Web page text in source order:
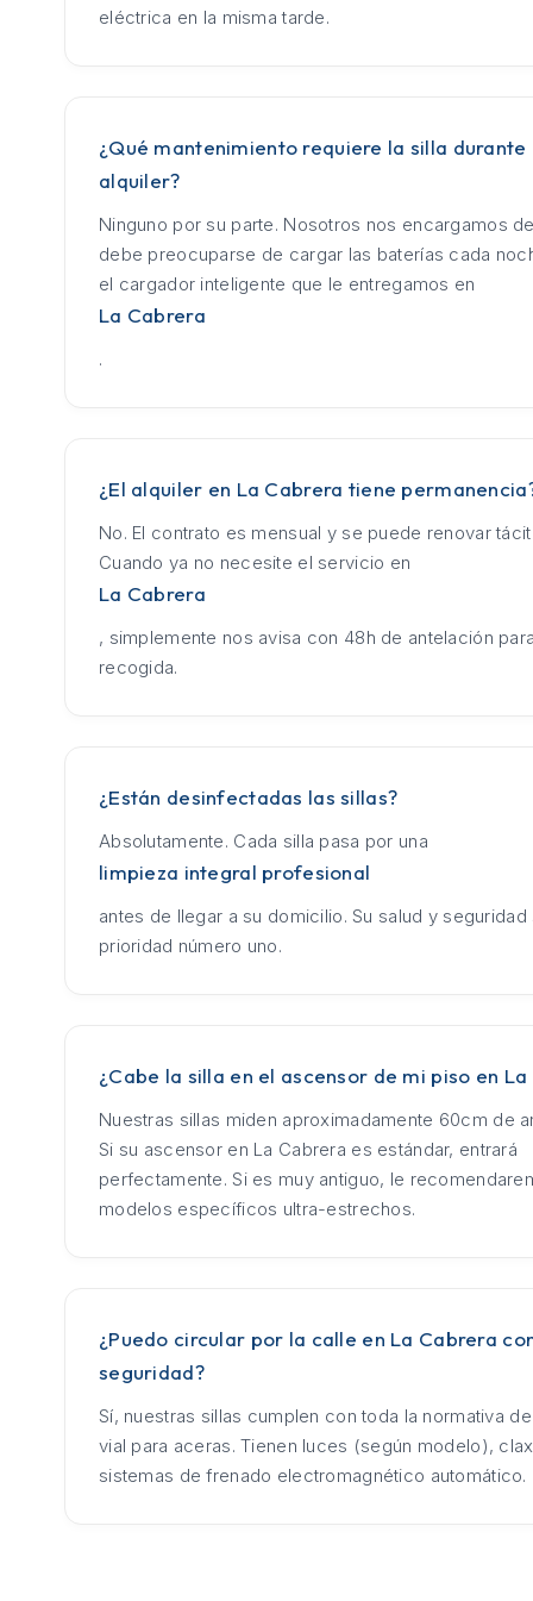
eléctrica en la misma tarde.
¿Qué mantenimiento requiere la silla durante
alquiler?
Ninguno por su parte. Nosotros nos encargamos
debe preocuparse de cargar las baterías cada
el cargador inteligente que le entregamos en
La Cabrera
.
¿El alquiler en La Cabrera tiene
No. El contrato es mensual y se puede renovar
Cuando ya no necesite el servicio en
La Cabrera
, simplemente nos avisa con 48h de antelación
recogida.
¿Están desinfectadas las sillas?
Absolutamente. Cada silla pasa por una
limpieza integral profesional
antes de llegar a su domicilio. Su salud y seguridad
prioridad número uno.
¿Cabe la silla en el ascensor de mi piso en
Nuestras sillas miden aproximadamente 60cm de
Si su ascensor en La Cabrera es estándar, entrará
perfectamente. Si es muy antiguo, le
modelos específicos ultra-estrechos.
¿Puedo circular por la calle en La Cabrera
seguridad?
Sí, nuestras sillas cumplen con toda la normativa
vial para aceras. Tienen luces (según modelo),
sistemas de frenado electromagnético automático.